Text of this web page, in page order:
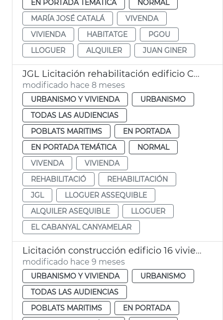
EN PORTADA TEMÁTICA
NORMAL
MARÍA JOSÉ CATALÁ
VIVENDA
VIVIENDA
HABITATGE
PGOU
LLOGUER
ALQUILER JUAN GINER
JGL Licitación rehabilitación edificio Cabañal alquiler asequible València
modificado hace 8 meses
URBANISMO Y VIVIENDA
URBANISMO
TODAS LAS AUDIENCIAS
POBLATS MARITIMS
EN PORTADA
EN PORTADA TEMÁTICA
NORMAL
VIVENDA
VIVIENDA
REHABILITACIÓ
REHABILITACIÓN
JGL
LLOGUER ASSEQUIBLE
ALQUILER ASEQUIBLE
LLOGUER
EL CABANYAL CANYAMELAR
Licitación construcción edificio 16 viviendas sociales el Cabanyal
modificado hace 9 meses
URBANISMO Y VIVIENDA
URBANISMO
TODAS LAS AUDIENCIAS
POBLATS MARITIMS
EN PORTADA